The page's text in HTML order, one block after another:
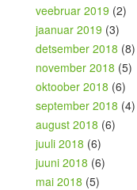
veebruar 2019 (2)
jaanuar 2019 (3)
detsember 2018 (8)
november 2018 (5)
oktoober 2018 (6)
september 2018 (4)
august 2018 (6)
juuli 2018 (6)
juuni 2018 (6)
mai 2018 (5)